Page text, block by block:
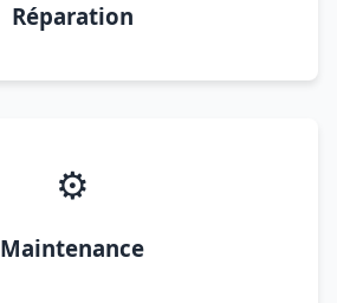
Réparation
⚙️
Maintenance